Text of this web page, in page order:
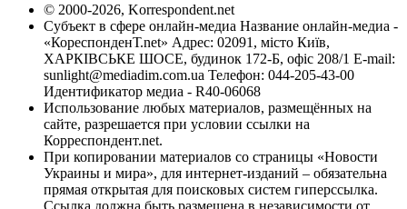
© 2000-2026, Korrespondent.net
Субъект в сфере онлайн-медиа Название онлайн-медиа -
«КореспонденТ.net» Адрес: 02091, місто Київ,
ХАРКІВСЬКЕ ШОСЕ, будинок 172-Б, офіс 208/1 E-mail:
sunlight@mediadim.com.ua Телефон: 044-205-43-00
Идентификатор медиа - R40-06068
Использование любых материалов, размещённых на
сайте, разрешается при условии ссылки на
Корреспондент.net.
При копировании материалов со страницы «Новости
Украины и мира», для интернет-изданий – обязательна
прямая открытая для поисковых систем гиперссылка.
Ссылка должна быть размещена в независимости от